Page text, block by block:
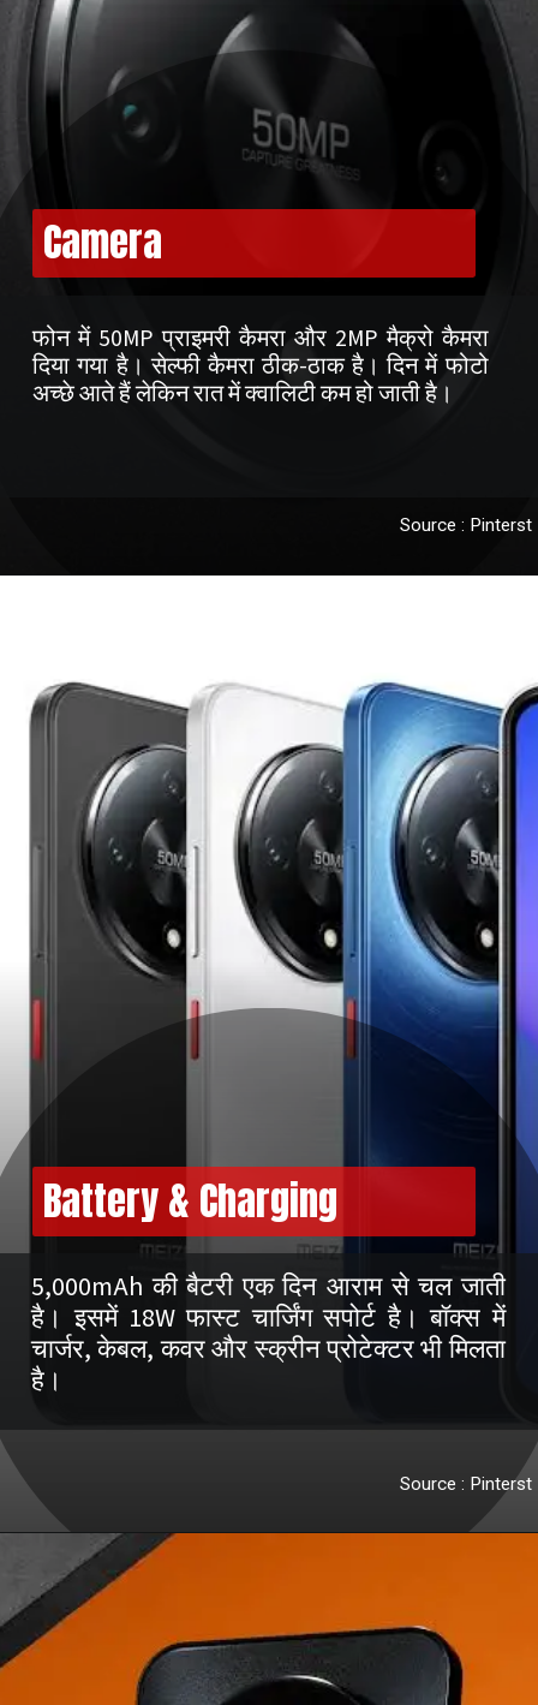
Camera
फोन में 50MP प्राइमरी कैमरा और 2MP मैक्रो कैमरा
दिया गया है। सेल्फी कैमरा ठीक-ठाक है। दिन में फोटो
अच्छे आते हैं लेकिन रात में क्वालिटी कम हो जाती है।
Source : Pinterst
Battery & Charging
5,000mAh की बैटरी एक दिन आराम से चल जाती
है। इसमें 18W फास्ट चार्जिंग सपोर्ट है। बॉक्स में
चार्जर, केबल, कवर और स्क्रीन प्रोटेक्टर भी मिलता
है।
Source : Pinterst